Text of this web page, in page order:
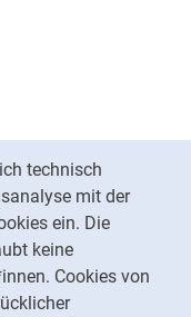
technisch
mit der
ein. Die
keine
Cookies von